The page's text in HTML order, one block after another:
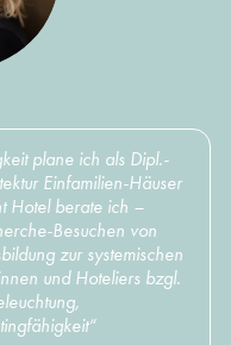
plane ich als Dipl.-
Einfamilien-Häuser
Hotel berate ich –
Besuchen von
zur systemischen
und Hoteliers bzgl.